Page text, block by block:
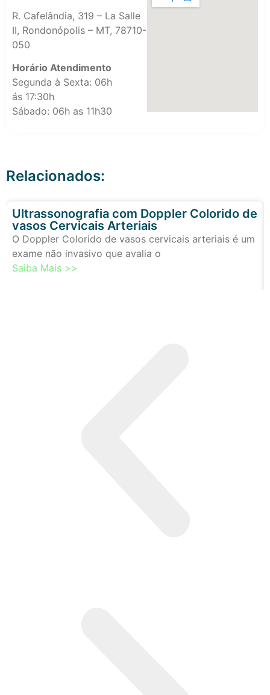
R. Cafelândia, 319 – La Salle
II, Rondonópolis – MT, 78710-
050
Horário Atendimento
Segunda à Sexta: 06h
ás 17:30h
Sábado: 06h as 11h30
Relacionados:
Ultrassonografia com Doppler Colorido de
vasos Cervicais Arteriais
O Doppler Colorido de vasos cervicais arteriais é um
exame não invasivo que avalia o
Saiba Mais >>